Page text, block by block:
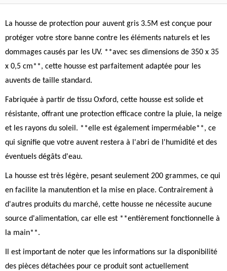
La housse de protection pour auvent gris 3.5M est conçue pour
protéger votre store banne contre les éléments naturels et les
dommages causés par les UV. **avec ses dimensions de 350 x 35
x 0,5 cm**, cette housse est parfaitement adaptée pour les
auvents de taille standard.
Fabriquée à partir de tissu Oxford, cette housse est solide et
résistante, offrant une protection efficace contre la pluie, la neige
et les rayons du soleil. **elle est également imperméable**, ce
qui signifie que votre auvent restera à l'abri de l'humidité et des
éventuels dégâts d'eau.
La housse est très légère, pesant seulement 200 grammes, ce qui
en facilite la manutention et la mise en place. Contrairement à
d'autres produits du marché, cette housse ne nécessite aucune
source d'alimentation, car elle est **entièrement fonctionnelle à
la main**.
Il est important de noter que les informations sur la disponibilité
des pièces détachées pour ce produit sont actuellement